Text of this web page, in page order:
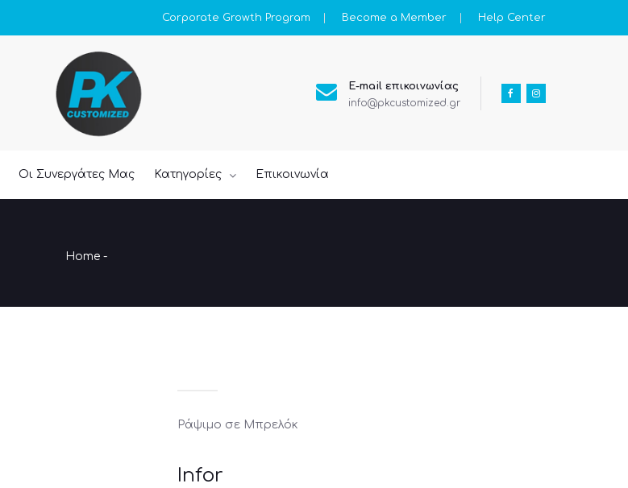
Corporate Growth Program Become a Member Help Center
E-mail επικοινωνίας
info@pkcustomized.gr
Οι Συνεργάτες Μας Κατηγορίες Επικοινωνία
Home -
Ράψιμο σε Μπρελόκ
Infor